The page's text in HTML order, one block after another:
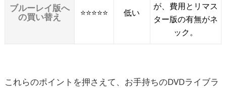
ブルーレイ版へ
の買い替え ⭐⭐⭐⭐⭐ 低い
が、費用とリマス
ター版の有無がネ
ック。
これらのポイントを押さえて、お手持ちのDVDライブラ